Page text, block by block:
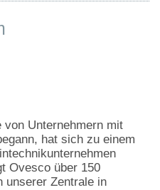
von Unternehmern mit
hat sich zu einem
Ovesco über 150
unserer Zentrale in